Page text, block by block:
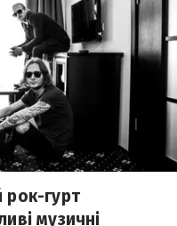
рок-гурт
музичні